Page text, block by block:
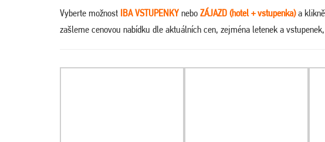
Vyberte možnost IBA VSTUPENKY nebo ZÁJAZD (hotel + vstupenka)a
zašleme cenovou nabídku dle aktuálních cen, zejména letenek a